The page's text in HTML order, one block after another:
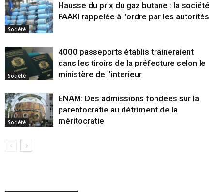
Société
Hausse du prix du gaz butane : la société
FAAKI rappelée à l’ordre par les autorités
Société
4000 passeports établis traineraient
dans les tiroirs de la préfecture selon le
ministère de l’interieur
Société
ENAM: Des admissions fondées sur la
parentocratie au détriment de la
méritocratie